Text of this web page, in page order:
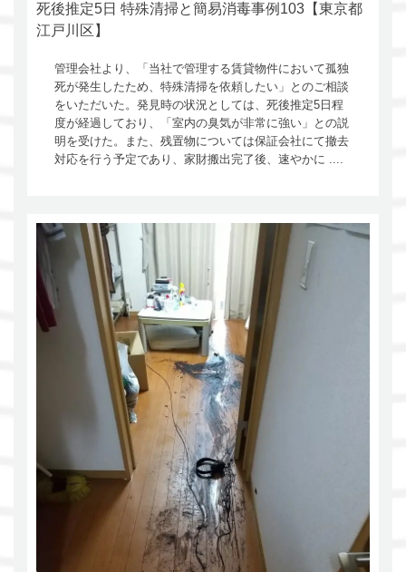
死後推定5日 特殊清掃と簡易消毒事例103【東京都
江戸川区】
管理会社より、「当社で管理する賃貸物件において孤独
死が発生したため、特殊清掃を依頼したい」とのご相談
をいただいた。発見時の状況としては、死後推定5日程
度が経過しており、「室内の臭気が非常に強い」との説
明を受けた。また、残置物については保証会社にて撤去
対応を行う予定であり、家財搬出完了後、速やかに ....